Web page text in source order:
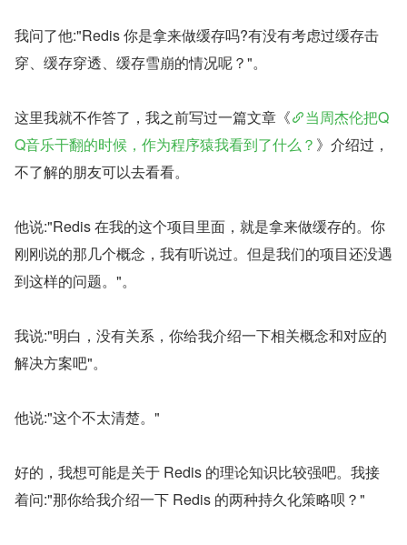
我问了他:"Redis 你是拿来做缓存吗?有没有考虑过缓存击
穿、缓存穿透、缓存雪崩的情况呢？"。
这里我就不作答了，我之前写过一篇文章《
当周杰伦把Q
Q音乐干翻的时候，作为程序猿我看到了什么？ 》介绍过，
不了解的朋友可以去看看。
他说:"Redis 在我的这个项目里面，就是拿来做缓存的。你
刚刚说的那几个概念，我有听说过。但是我们的项目还没遇
到这样的问题。"。
我说:"明白，没有关系，你给我介绍一下相关概念和对应的
解决方案吧"。
他说:"这个不太清楚。"
好的，我想可能是关于 Redis 的理论知识比较强吧。我接
着问:"那你给我介绍一下 Redis 的两种持久化策略呗？"